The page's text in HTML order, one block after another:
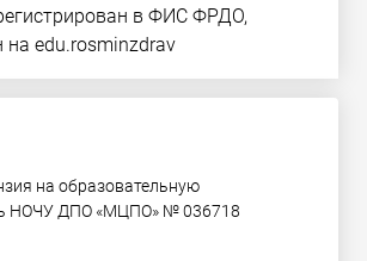
в ФИС ФРДО,
на edu.rosminzdrav
на образовательную
НОЧУ ДПО «МЦПО» № 036718